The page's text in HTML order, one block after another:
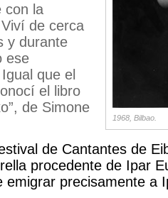
1968, Bilbao.
con la
de cerca
y durante
ese
que el
el libro
de Simone
de Cantantes de
procedente de Ipar
emigrar precisamente a